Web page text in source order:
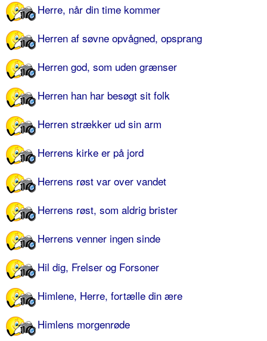
Herre, når din time kommer
Herren af søvne opvågned, opsprang
Herren god, som uden grænser
Herren han har besøgt sit folk
Herren strækker ud sin arm
Herrens kirke er på jord
Herrens røst var over vandet
Herrens røst, som aldrig brister
Herrens venner ingen sinde
Hil dig, Frelser og Forsoner
Himlene, Herre, fortælle din ære
Himlens morgenrøde